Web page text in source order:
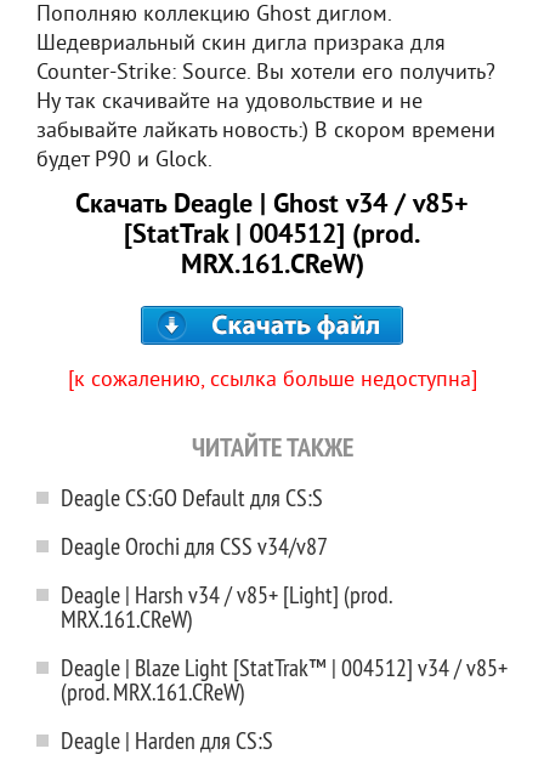
Пополняю коллекцию Ghost диглом.
Шедевриальный скин дигла призрака для
Counter-Strike: Source. Вы хотели его получить?
Ну так скачивайте на удовольствие и не
забывайте лайкать новость:) В скором времени
будет P90 и Glock.
Скачать Deagle | Ghost v34 / v85+
[StatTrak | 004512] (prod.
MRX.161.CReW)
[к сожалению, ссылка больше недоступна]
ЧИТАЙТЕ ТАКЖЕ
Deagle CS:GO Default для CS:S
Deagle Orochi для CSS v34/v87
Deagle | Harsh v34 / v85+ [Light] (prod.
MRX.161.CReW)
Deagle | Blaze Light [StatTrak™ | 004512] v34 / v85+
(prod. MRX.161.CReW)
Deagle | Harden для CS:S